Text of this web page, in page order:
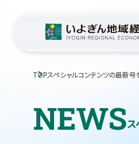
TOPスペシャルコンテンツの最新号
NEWS